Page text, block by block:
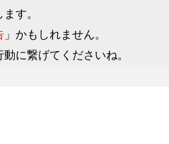
す。
」かもしれません。
に繋げてくださいね。